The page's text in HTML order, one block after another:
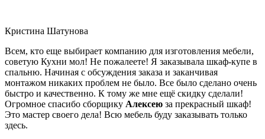
Кристина Шатунова
Всем, кто еще выбирает компанию для изготовления мебели,
советую Кухни мол! Не пожалеете! Я заказывала шкаф-купе в
спальню. Начиная с обсуждения заказа и заканчивая
монтажом никаких проблем не было. Все было сделано очень
быстро и качественно. К тому же мне ещё скидку сделали!
Огромное спасибо сборщику Алексею за прекрасный шкаф!
Это мастер своего дела! Всю мебель буду заказывать только
здесь.